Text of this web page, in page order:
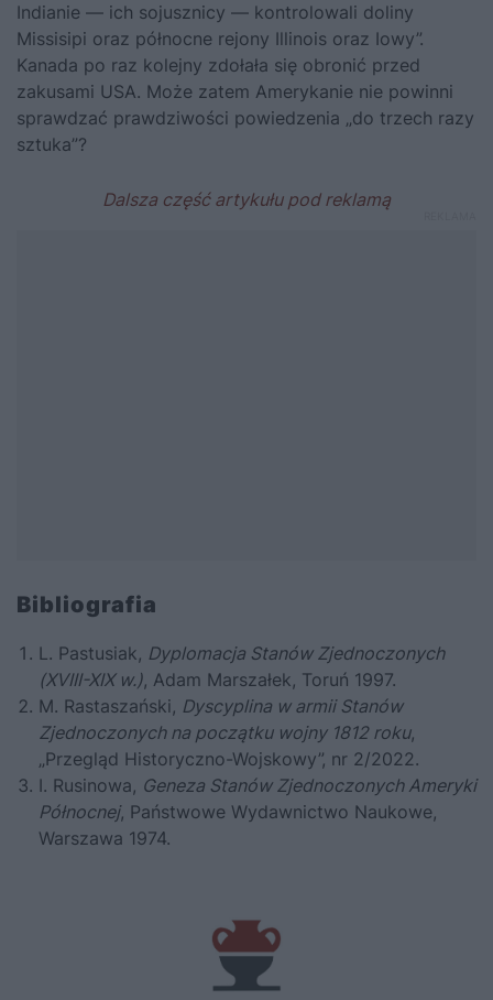
Indianie — ich sojusznicy — kontrolowali doliny
Missisipi oraz północne rejony Illinois oraz Iowy”.
Kanada po raz kolejny zdołała się obronić przed
zakusami USA. Może zatem Amerykanie nie powinni
sprawdzać prawdziwości powiedzenia „do trzech razy
sztuka”?
Bibliografia
L. Pastusiak, Dyplomacja Stanów Zjednoczonych
(XVIII-XIX w.), Adam Marszałek, Toruń 1997.
M. Rastaszański, Dyscyplina w armii Stanów
Zjednoczonych na początku wojny 1812 roku,
„Przegląd Historyczno-Wojskowy”, nr 2/2022.
I. Rusinowa, Geneza Stanów Zjednoczonych Ameryki
Północnej, Państwowe Wydawnictwo Naukowe,
Warszawa 1974.